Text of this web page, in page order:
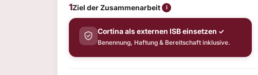
1Ziel der Zusammenarbeit i
Cortina als externen ISB einsetzen ✓
Benennung, Haftung & Bereitschaft inklusive.